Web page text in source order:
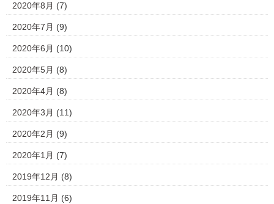
2020年8月 (7)
2020年7月 (9)
2020年6月 (10)
2020年5月 (8)
2020年4月 (8)
2020年3月 (11)
2020年2月 (9)
2020年1月 (7)
2019年12月 (8)
2019年11月 (6)